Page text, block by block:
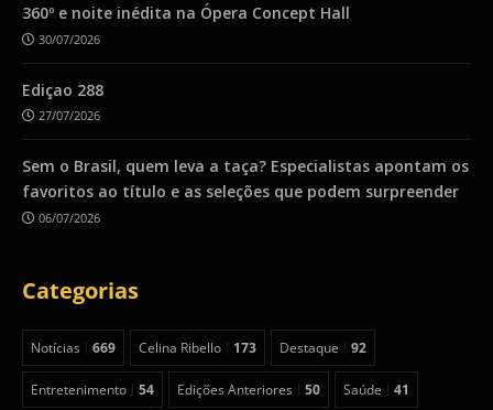
360º e noite inédita na Ópera Concept Hall
30/07/2026
Ediçao 288
27/07/2026
Sem o Brasil, quem leva a taça? Especialistas apontam os
favoritos ao título e as seleções que podem surpreender
06/07/2026
Categorias
Notícias 669 Celina Ribello 173 Destaque 92
Entretenimento 54 Edições Anteriores 50 Saúde 41